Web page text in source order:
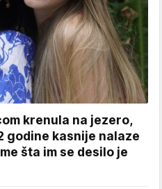
krenula na jezero,
godine kasnije nalaze
šta im se desilo je